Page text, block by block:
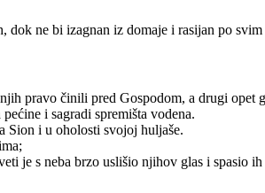
ne bi izagnan iz domaje i rasijan po svim
pravo činili pred Gospodom, a drugi opet
i sagradi spremišta vodena.
Sion i u oholosti svojoj huljaše.
je s neba brzo uslišio njihov glas i spasio